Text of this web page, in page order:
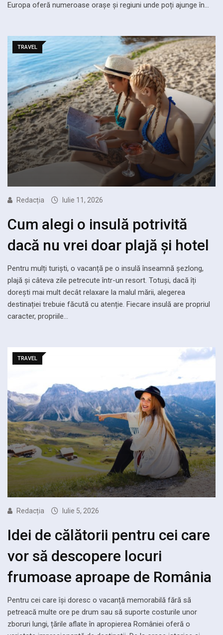
Europa oferă numeroase orașe și regiuni unde poți ajunge în…
TRAVEL
Redacția Iulie 11, 2026
Cum alegi o insulă potrivită
dacă nu vrei doar plajă și hotel
Pentru mulți turiști, o vacanță pe o insulă înseamnă șezlong,
plajă și câteva zile petrecute într-un resort. Totuși, dacă îți
dorești mai mult decât relaxare la malul mării, alegerea
destinației trebuie făcută cu atenție. Fiecare insulă are propriul
caracter, propriile…
TRAVEL
Redacția Iulie 5, 2026
Idei de călătorii pentru cei care
vor să descopere locuri
frumoase aproape de România
Pentru cei care își doresc o vacanță memorabilă fără să
petreacă multe ore pe drum sau să suporte costurile unor
zboruri lungi, țările aflate în apropierea României oferă o